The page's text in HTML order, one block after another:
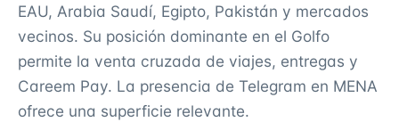
EAU, Arabia Saudí, Egipto, Pakistán y mercados
vecinos. Su posición dominante en el Golfo
permite la venta cruzada de viajes, entregas y
Careem Pay. La presencia de Telegram en MENA
ofrece una superficie relevante.